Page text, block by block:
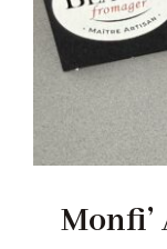
Monfi’